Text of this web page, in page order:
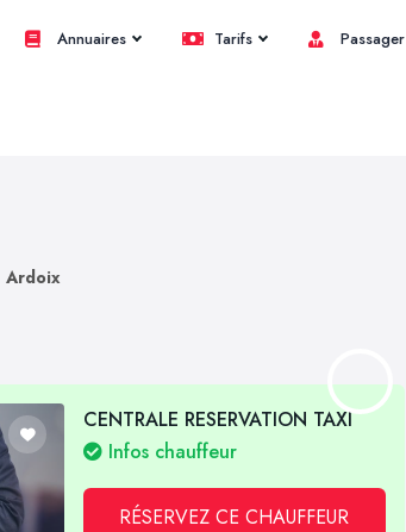
Annuaires Tarifs Passager
Ardoix
CENTRALE RESERVATION TAXI
Infos chauffeur
RÉSERVEZ CE CHAUFFEUR